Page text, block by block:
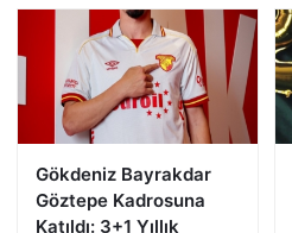
Gökdeniz Bayrakdar
Göztepe Kadrosuna
Katıldı: 3+1 Yıllık